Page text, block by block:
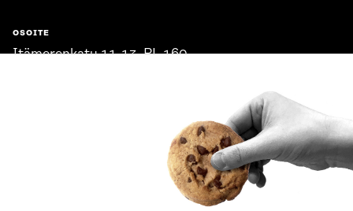
OSOITE
Itämerenkatu 11-13, PL 160,